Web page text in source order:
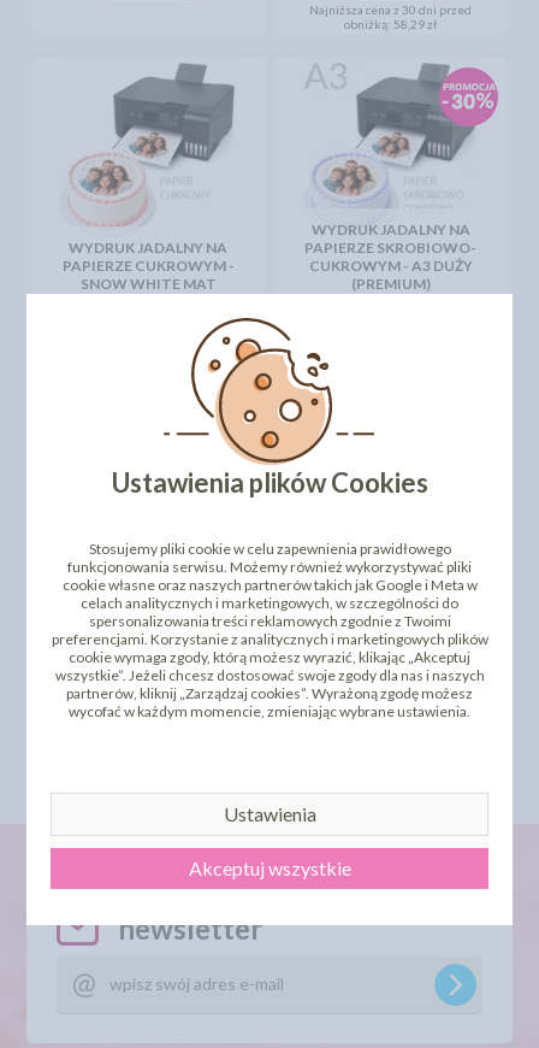
Najniższa cena z 30 dni przed
obniżką: 58,29 zł
WYDRUK JADALNY NA
PAPIERZE CUKROWYM -
SNOW WHITE MAT
WYDRUK JADALNY NA
PAPIERZE SKROBIOWO-
CUKROWYM - A3 DUŻY
(PREMIUM)
Najniższa cena z 30 dni przed
WYDRUK JADALNY NA
PAPIERZE SKROBIOWYM
- (PREMIUM)
cena:30,60 zł
WYDRUK JADALNY NA
CHOCO TRANSFER
cena:35,01 zł
newsletter
Ustawienia plików Cookies
Stosujemy pliki cookie w celu zapewnienia prawidłowego
funkcjonowania serwisu. Możemy również wykorzystywać pliki
cookie własne oraz naszych partnerów takich jak Google i Meta w
celach analitycznych i marketingowych, w szczególności do
spersonalizowania treści reklamowych zgodnie z Twoimi
preferencjami. Korzystanie z analitycznych i marketingowych plików
cookie wymaga zgody, którą możesz wyrazić, klikając „Akceptuj
wszystkie”. Jeżeli chcesz dostosować swoje zgody dla nas i naszych
partnerów, kliknij „Zarządzaj cookies”. Wyrażoną zgodę możesz
wycofać w każdym momencie, zmieniając wybrane ustawienia.
Ustawienia
Akceptuj wszystkie